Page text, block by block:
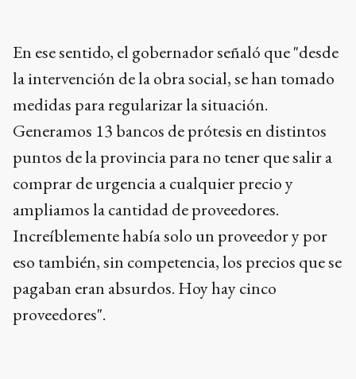
En ese sentido, el gobernador señaló que "desde
la intervención de la obra social, se han tomado
medidas para regularizar la situación.
Generamos 13 bancos de prótesis en distintos
puntos de la provincia para no tener que salir a
comprar de urgencia a cualquier precio y
ampliamos la cantidad de proveedores.
Increíblemente había solo un proveedor y por
eso también, sin competencia, los precios que se
pagaban eran absurdos. Hoy hay cinco
proveedores".